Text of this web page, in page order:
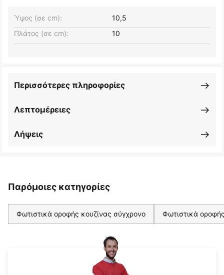
Πλάτος (σε cm): 10
Ύψος (σε cm): 10,5
Λεπτομέρειες
Περισσότερες πληροφορίες
Λήψεις
Παρόμοιες κατηγορίες
Φωτιστικά οροφής κουζίνας σύγχρονο Φωτιστικά